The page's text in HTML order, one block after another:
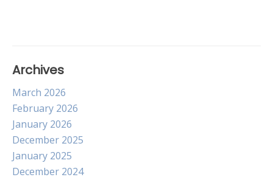
Archives
March 2026
February 2026
January 2026
December 2025
January 2025
December 2024